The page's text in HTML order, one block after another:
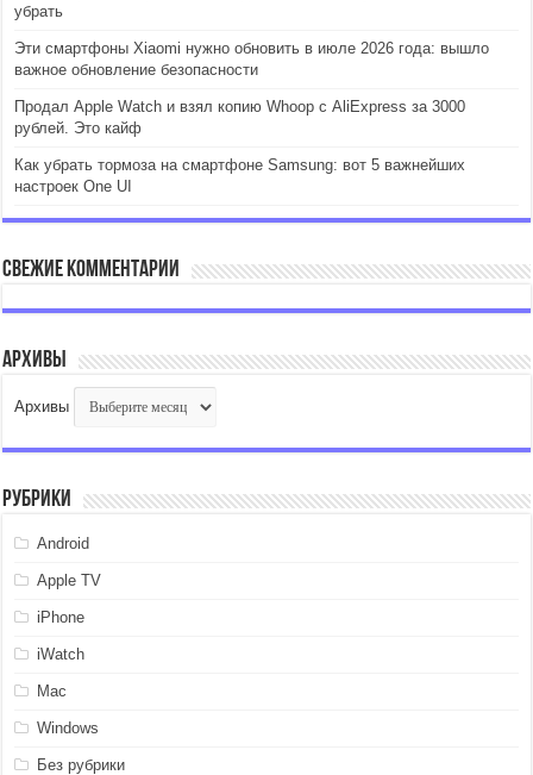
убрать
Эти смартфоны Xiaomi нужно обновить в июле 2026 года: вышло
важное обновление безопасности
Продал Apple Watch и взял копию Whoop с AliExpress за 3000
рублей. Это кайф
Как убрать тормоза на смартфоне Samsung: вот 5 важнейших
настроек One UI
Свежие комментарии
Архивы
Архивы
Рубрики
Android
Apple TV
iPhone
iWatch
Mac
Windows
Без рубрики